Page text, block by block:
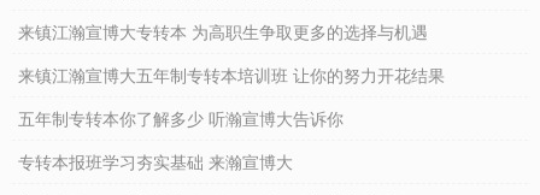
来镇江瀚宣博大专转本 为高职生争取更多的选择与机遇
来镇江瀚宣博大五年制专转本培训班 让你的努力开花结果
五年制专转本你了解多少 听瀚宣博大告诉你
专转本报班学习夯实基础 来瀚宣博大